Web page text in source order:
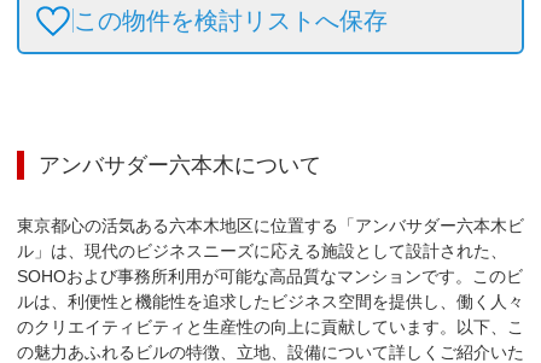
この物件を検討リストへ保存
アンバサダー六本木について
東京都心の活気ある六本木地区に位置する「アンバサダー六本木ビ
ル」は、現代のビジネスニーズに応える施設として設計された、
SOHOおよび事務所利用が可能な高品質なマンションです。このビ
ルは、利便性と機能性を追求したビジネス空間を提供し、働く人々
のクリエイティビティと生産性の向上に貢献しています。以下、こ
の魅力あふれるビルの特徴、立地、設備について詳しくご紹介いた